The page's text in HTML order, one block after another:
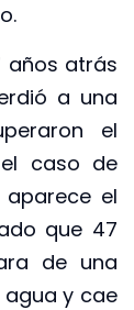
años atrás
a una
el
caso de
aparece el
que 47
de una
y cae